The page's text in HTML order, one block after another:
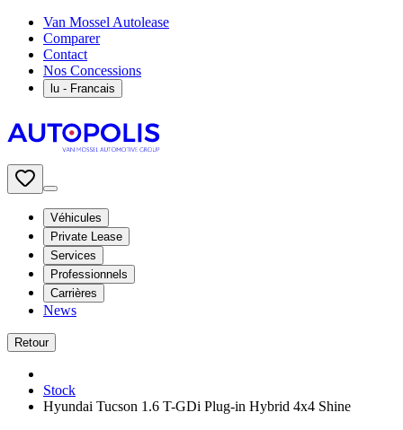
Van Mossel Autolease
Comparer
Contact
Nos Concessions
lu - Francais
Véhicules
Private Lease
Services
Professionnels
Carrières
News
Retour
Stock
Hyundai Tucson 1.6 T-GDi Plug-in Hybrid 4x4 Shine